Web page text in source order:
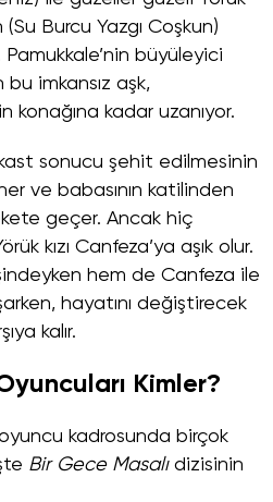
(Su Burcu Yazgı Coşkun)
Pamukkale’nin büyüleyici
imkansız aşk,
konağına kadar uzanıyor.
sonucu şehit edilmesinin
ve babasının katilinden
geçer. Ancak hiç
kızı Canfeza’ya aşık olur.
hem de Canfeza ile
hayatını değiştirecek
kalır.
Kimler?
kadrosunda birçok
Bir Gece Masalıdizisinin